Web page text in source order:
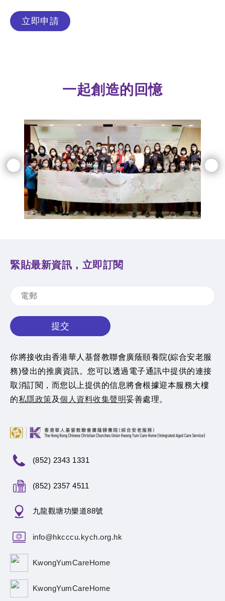
立即申請
一起創造的回憶
緊貼最新資訊，立即訂閱
提交
你將接收由香港華人基督教聯會廣蔭頤養院(綜合安老服
務)發出的推廣資訊。您可以透過電子通訊中提供的連接
取消訂閱，而您以上提供的信息將會根據迎本服務大樓
的私隱政策及個人資料收集聲明妥善處理。
(852) 2343 1331
(852) 2357 4511
九龍觀塘功樂道88號
info@hkcccu.kych.org.hk
KwongYumCareHome
KwongYumCareHome